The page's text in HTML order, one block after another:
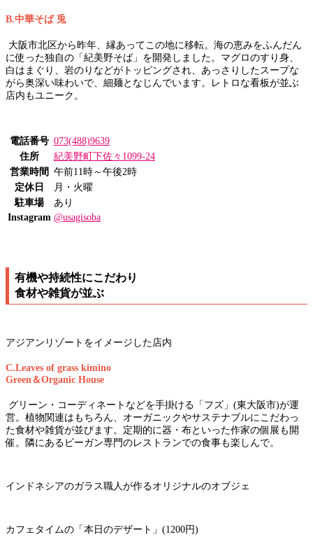
B.中華そば 兎
大阪市北区から昨年、縁あってこの地に移転。海の恵みをふんだん
に使った独自の「紀美野そば」を開発しました。マグロのすり身、
白はまぐり、岩のりなどがトッピングされ、あっさりしたスープな
がら奥深い味わいで、細麺となじんでいます。レトロな看板が並ぶ
店内もユニーク。
電話番号 073(488)9639
住所
紀美野町下佐々1099-24
営業時間 午前11時～午後2時
定休日
月・火曜
駐車場
あり
Instagram @usagisoba
有機や持続性にこだわり
食材や雑貨が並ぶ
アジアンリゾートをイメージした店内
C.Leaves of grass kimino
Green＆Organic House
グリーン・コーディネートなどを手掛ける「フズ」(東大阪市)が運
営。植物関連はもちろん、オーガニックやサステナブルにこだわっ
た食材や雑貨が並びます。定期的に器・布といった作家の個展も開
催。隣にあるビーガン専門のレストランでの食事も楽しんで。
インドネシアのガラス職人が作るオリジナルのオブジェ
カフェタイムの「本日のデザート」(1200円)